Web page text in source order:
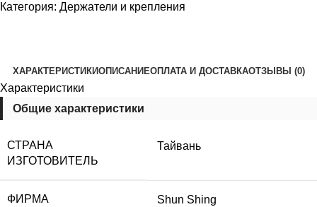
Категория: Держатели и крепления
ХАРАКТЕРИСТИКИОПИСАНИЕОПЛАТА И ДОСТАВКАОТЗЫВЫ (0)
Характеристики
Общие характеристики
СТРАНА
ИЗГОТОВИТЕЛЬ
Тайвань
ФИРМА
Shun Shing